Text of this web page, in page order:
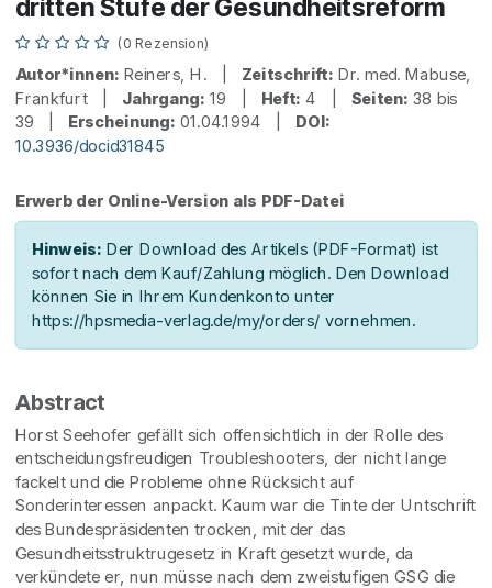
dritten Stufe der Gesundheitsreform
(0 Rezension)
Autor*innen: Reiners, H. | Zeitschrift: Dr. med. Mabuse,
Frankfurt | Jahrgang: 19 | Heft: 4 | Seiten: 38 bis
39 | Erscheinung: 01.04.1994 | DOI:
10.3936/docid31845
Erwerb der Online-Version als PDF-Datei
Hinweis: Der Download des Artikels (PDF-Format) ist
sofort nach dem Kauf/Zahlung möglich. Den Download
können Sie in Ihrem Kundenkonto unter
https://hpsmedia-verlag.de/my/orders/ vornehmen.
Abstract
Horst Seehofer gefällt sich offensichtlich in der Rolle des
entscheidungsfreudigen Troubleshooters, der nicht lange
fackelt und die Probleme ohne Rücksicht auf
Sonderinteressen anpackt. Kaum war die Tinte der Untschrift
des Bundespräsidenten trocken, mit der das
Gesundheitsstruktrugesetz in Kraft gesetzt wurde, da
verkündete er, nun müsse nach dem zweistufigen GSG die